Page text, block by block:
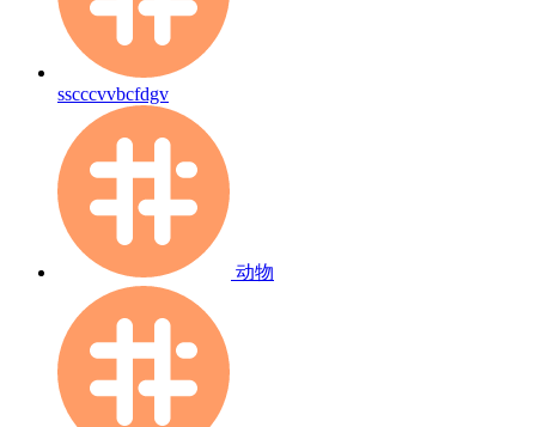
sscccvvbcfdgv
动物